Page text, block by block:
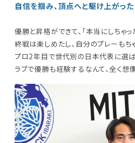
自信を掴み、頂点へと駆け上がっ
優勝と昇格ができて、「本当にしちゃっ
終戦は楽しめたし、自分のプレーもち
プロ2年目で世代別の日本代表に選ば
ラブで優勝も経験するなんて、全く想